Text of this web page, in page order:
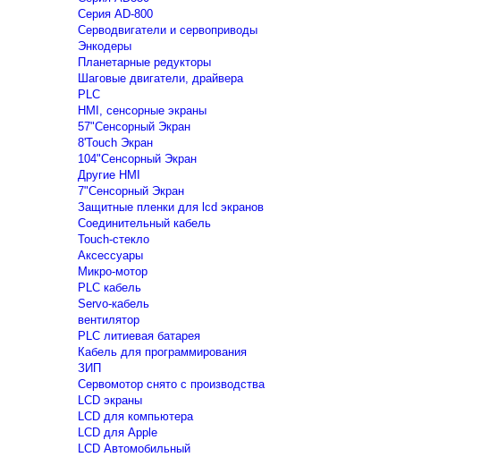
Серия AD-800
Серводвигатели и сервоприводы
Энкодеры
Планетарные редукторы
Шаговые двигатели, драйвера
PLC
HMI, сенсорные экраны
57"Сенсорный Экран
8'Touch Экран
104"Сенсорный Экран
Другие HMI
7"Сенсорный Экран
Защитные пленки для lcd экранов
Соединительный кабель
Touch-стекло
Аксессуары
Микро-мотор
PLC кабель
Servo-кабель
вентилятор
PLC литиевая батарея
Кабель для программирования
ЗИП
Сервомотор снято с производства
LCD экраны
LCD для компьютера
LCD для Apple
LCD Автомобильный